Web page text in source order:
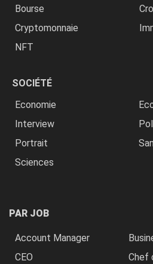
Bourse
Cryptomonnaie
NFT
SOCIÉTÉ
Economie
Interview
Portrait
Sciences
PAR JOB
Account Manager
CEO
Chef